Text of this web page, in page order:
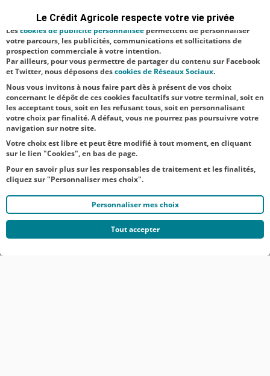
Télécharger le
communiqué de
presse
Le Crédit Agricole respecte votre vie privée
satisfaction facultatifs.
Lescookies de publicité personnalisée permettent de personnaliser
votre parcours, les publicités, communications et sollicitations de
prospection commerciale à votre intention.
Par ailleurs, pour vous permettre de partager du contenu sur Facebook
et Twitter, nous déposons descookies de Réseaux Sociaux.
Nous vous invitons à nous faire part dès à présent de vos choix
concernant le dépôt de ces cookies facultatifs sur votre terminal, soit en
les acceptant tous, soit en les refusant tous, soit en personnalisant
votre choix par finalité. A défaut, vous ne pourrez pas poursuivre votre
navigation sur notre site.
Votre choix est libre et peut être modifié à tout moment, en cliquant
sur le lien "Cookies", en bas de page.
Pour en savoir plus sur les responsables de traitement et les finalités,
cliquez sur "Personnaliser mes choix".
Personnaliser mes choix
Tout accepter